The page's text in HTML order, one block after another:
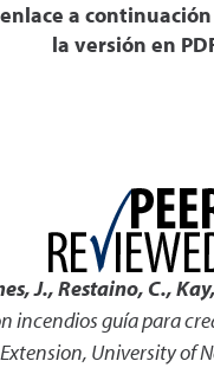
a
la versión en
J., Restaino, C.,
incendios guía para
Extension, University of